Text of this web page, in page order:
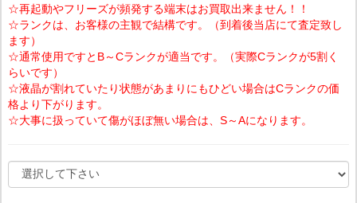
☆再起動やフリーズが頻発する端末はお買取出来ません！！
☆ランクは、お客様の主観で結構です。（到着後当店にて査定致し
ます）
☆通常使用ですとB～Cランクが適当です。（実際Cランクが5割く
らいです）
☆液晶が割れていたり状態があまりにもひどい場合はCランクの価
格より下がります。
☆大事に扱っていて傷がほぼ無い場合は、S～Aになります。